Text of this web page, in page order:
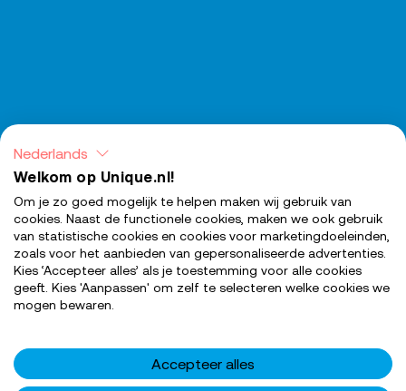
SOLLICITEER NU
Nederlands
Welkom op Unique.nl!
Om je zo goed mogelijk te helpen maken wij gebruik van
cookies. Naast de functionele cookies, maken we ook gebruik
van statistische cookies en cookies voor marketingdoeleinden,
zoals voor het aanbieden van gepersonaliseerde advertenties.
Kies ‘Accepteer alles’ als je toestemming voor alle cookies
geeft. Kies 'Aanpassen' om zelf te selecteren welke cookies we
mogen bewaren.
Accepteer alles